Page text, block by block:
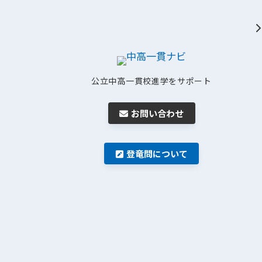
公立中高一貫校進学をサポート
お問い合わせ
登竜問について